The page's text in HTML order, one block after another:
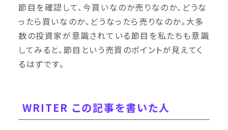
節目を確認して、今買いなのか売りなのか、どうな
ったら買いなのか、どうなったら売りなのか。大多
数の投資家が意識されている節目を私たちも意識
してみると、節目という売買のポイントが見えてく
るはずです。
WRITER この記事を書いた人